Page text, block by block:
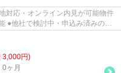
応・オンライン内見が可能物件
●他社で検討中・申込み済みのお
3,000円)
ヶ月